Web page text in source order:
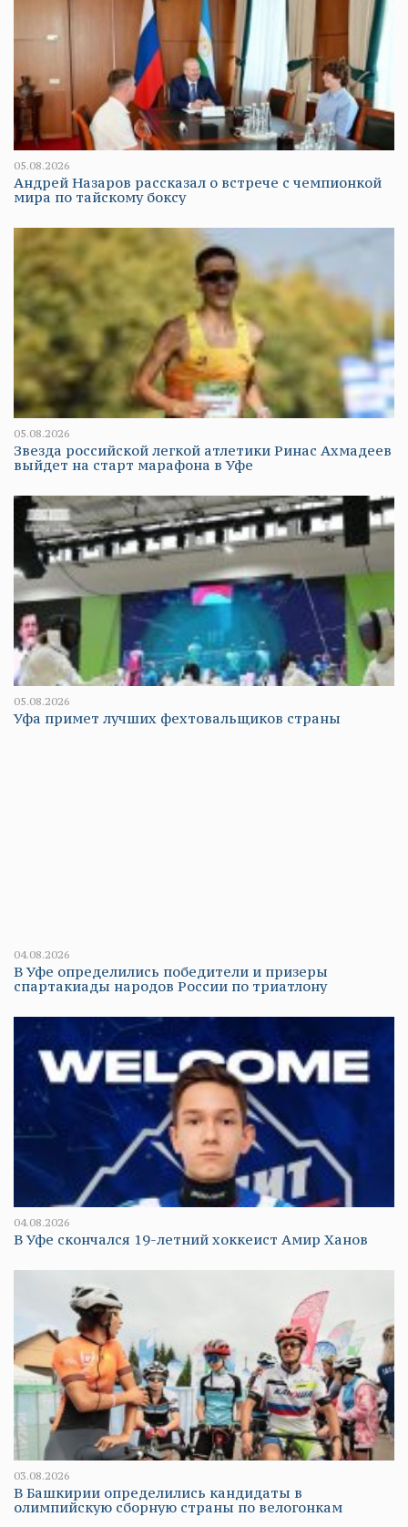
05.08.2026
Андрей Назаров рассказал о встрече с чемпионкой
мира по тайскому боксу
05.08.2026
Звезда российской легкой атлетики Ринас Ахмадеев
выйдет на старт марафона в Уфе
05.08.2026
Уфа примет лучших фехтовальщиков страны
04.08.2026
В Уфе определились победители и призеры
спартакиады народов России по триатлону
04.08.2026
В Уфе скончался 19-летний хоккеист Амир Ханов
03.08.2026
В Башкирии определились кандидаты в
олимпийскую сборную страны по велогонкам